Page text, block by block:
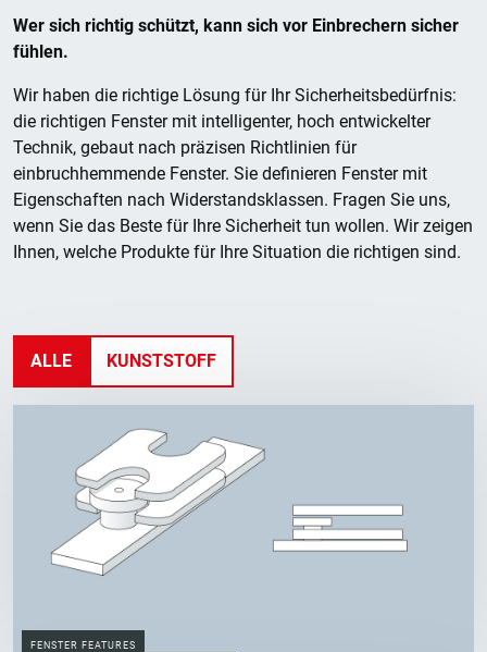
Wer sich richtig schützt, kann sich vor Einbrechern sicher
fühlen.
Wir haben die richtige Lösung für Ihr Sicherheitsbedürfnis:
die richtigen Fenster mit intelligenter, hoch entwickelter
Technik, gebaut nach präzisen Richtlinien für
einbruchhemmende Fenster. Sie definieren Fenster mit
Eigenschaften nach Widerstandsklassen. Fragen Sie uns,
wenn Sie das Beste für Ihre Sicherheit tun wollen. Wir zeigen
Ihnen, welche Produkte für Ihre Situation die richtigen sind.
ALLE KUNSTSTOFF
FENSTER FEATURES